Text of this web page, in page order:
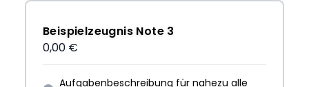
Beispielzeugnis Note 3
0,00 €
Aufgabenbeschreibung für nahezu alle